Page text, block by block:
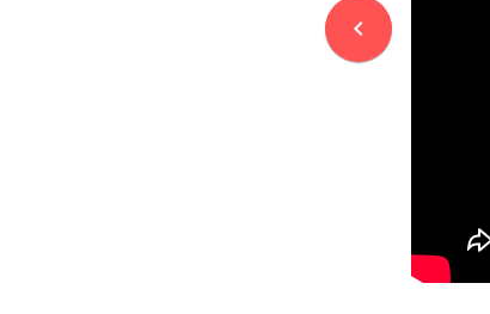
navigate_before